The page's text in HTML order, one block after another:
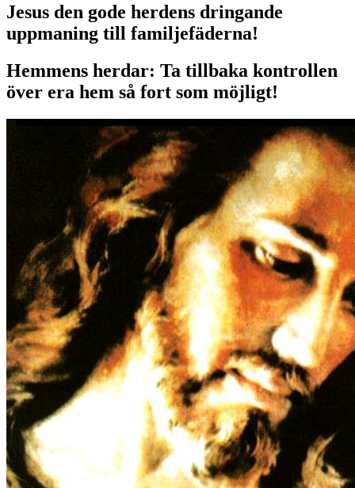
Jesus den gode herdens dringande
uppmaning till familjefäderna!
Hemmens herdar: Ta tillbaka kontrollen
över era hem så fort som möjligt!